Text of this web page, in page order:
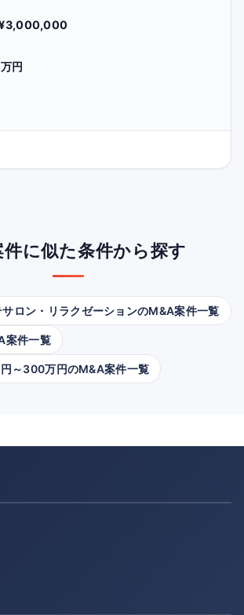
円
件に似た条件から探す
ロン・リラクゼーションのM&A案件一覧
案件一覧
～300万円のM&A案件一覧